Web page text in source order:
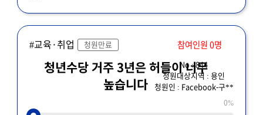
#교육·취업 청원만료 참여인원 0명
청년수당 거주 3년은 허들이 너무
높습니다
No : 844
청원대상지역 : 용인
청원인 : Facebook-구**
0%